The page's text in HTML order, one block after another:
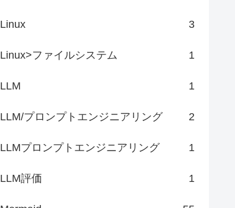
Linux 3
Linux>ファイルシステム 1
LLM 1
LLM/プロンプトエンジニアリング 2
LLMプロンプトエンジニアリング 1
LLM評価 1